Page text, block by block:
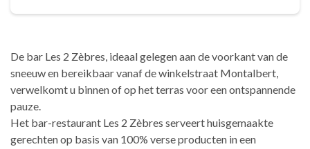
De bar Les 2 Zèbres, ideaal gelegen aan de voorkant van de
sneeuw en bereikbaar vanaf de winkelstraat Montalbert,
verwelkomt u binnen of op het terras voor een ontspannende
pauze.
Het bar-restaurant Les 2 Zèbres serveert huisgemaakte
gerechten op basis van 100% verse producten in een